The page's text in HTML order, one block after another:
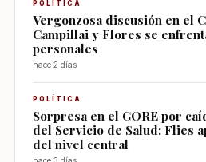
POLÍTICA
Vergonzosa discusión en el
Campillai y Flores se
personales
hace 2 días
POLÍTICA
Sorpresa en el GORE por
del Servicio de Salud: Flies
del nivel central